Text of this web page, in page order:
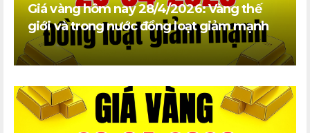
Giá vàng hôm nay 28/4/2026: Vàng thế
giới và trong nước đồng loạt giảm mạnh